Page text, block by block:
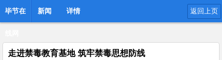
毕节在 新闻 详情 返回上页
走进禁毒教育基地 筑牢禁毒思想防线